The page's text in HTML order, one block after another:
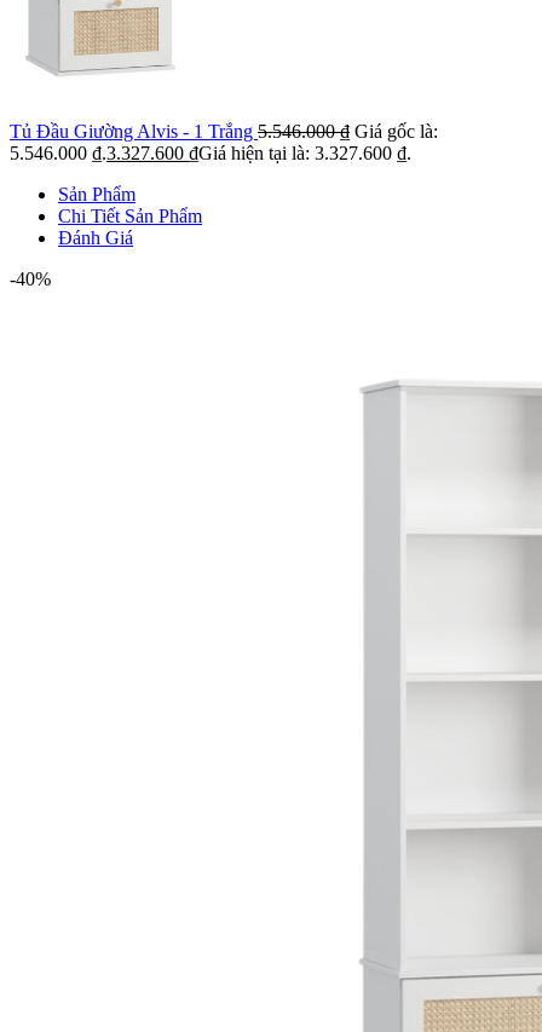
Tủ Đầu Giường Alvis - 1 Trắng 5.546.000₫ Giá gốc là:
5.546.000 ₫.3.327.600 ₫Giá hiện tại là: 3.327.600 ₫.
Sản Phẩm
Chi Tiết Sản Phẩm
Đánh Giá
-40%